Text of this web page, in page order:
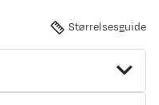
Størrelsesguide